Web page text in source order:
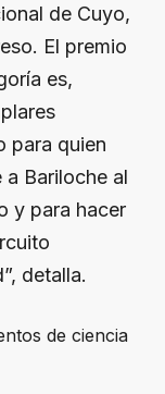
de Cuyo,
El premio
es,
para quien
Bariloche al
y para hacer
detalla.